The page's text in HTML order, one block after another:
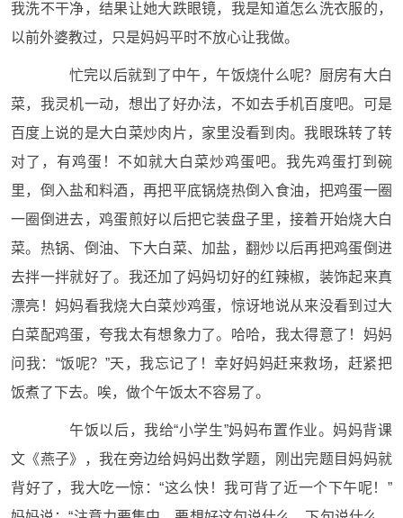
我洗不干净，结果让她大跌眼镜，我是知道怎么洗衣服的，
以前外婆教过，只是妈妈平时不放心让我做。
忙完以后就到了中午，午饭烧什么呢？厨房有大白
菜，我灵机一动，想出了好办法，不如去手机百度吧。可是
百度上说的是大白菜炒肉片，家里没看到肉。我眼珠转了转
对了，有鸡蛋！不如就大白菜炒鸡蛋吧。我先鸡蛋打到碗
里，倒入盐和料酒，再把平底锅烧热倒入食油，把鸡蛋一圈
一圈倒进去，鸡蛋煎好以后把它装盘子里，接着开始烧大白
菜。热锅、倒油、下大白菜、加盐，翻炒以后再把鸡蛋倒进
去拌一拌就好了。我还加了妈妈切好的红辣椒，装饰起来真
漂亮！妈妈看我烧大白菜炒鸡蛋，惊讶地说从来没看到过大
白菜配鸡蛋，夸我太有想象力了。哈哈，我太得意了！妈妈
问我：“饭呢？”天，我忘记了！幸好妈妈赶来救场，赶紧把
饭煮了下去。唉，做个午饭太不容易了。
午饭以后，我给“小学生”妈妈布置作业。妈妈背课
文《燕子》，我在旁边给妈妈出数学题，刚出完题目妈妈就
背好了，我大吃一惊：“这么快！我可背了近一个下午呢！”